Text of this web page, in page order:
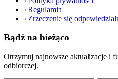
› Regulamin
› Zrzeczenie się
Bądź na bieżąco
Otrzymuj najnowsze aktualizacje i
odbiorczej.